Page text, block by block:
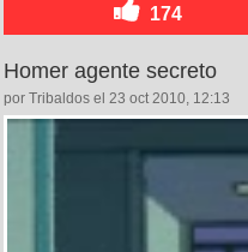
174
Homer agente secreto
por Tribaldos el 23 oct 2010, 12:13